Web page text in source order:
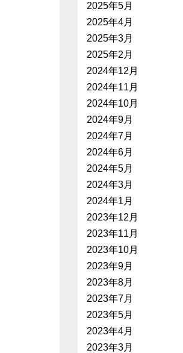
2025年5月
2025年4月
2025年3月
2025年2月
2024年12月
2024年11月
2024年10月
2024年9月
2024年7月
2024年6月
2024年5月
2024年3月
2024年1月
2023年12月
2023年11月
2023年10月
2023年9月
2023年8月
2023年7月
2023年5月
2023年4月
2023年3月